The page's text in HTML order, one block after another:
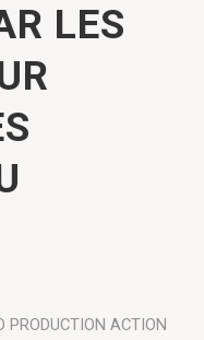
LES
PRODUCTION ACTION